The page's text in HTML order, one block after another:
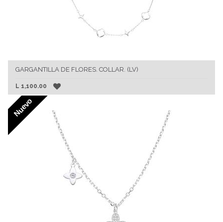
GARGANTILLA DE FLORES. COLLAR. (LV)
L 1,100.00
Nuevo